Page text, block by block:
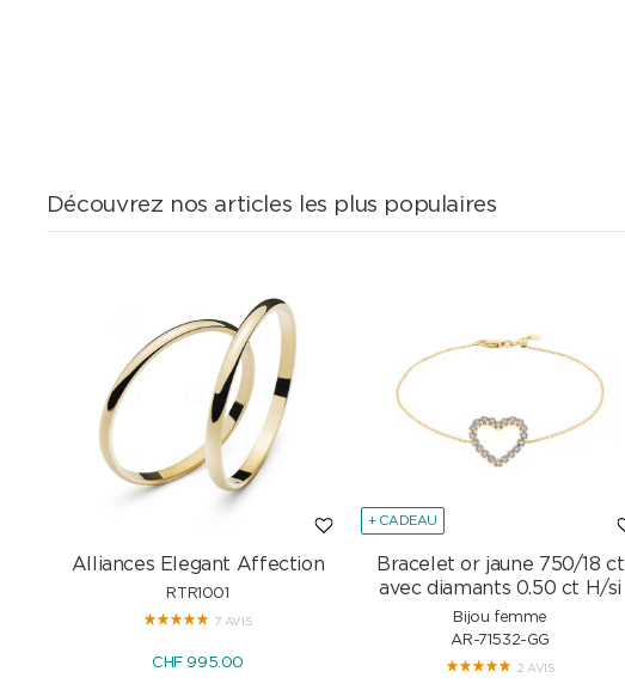
Découvrez nos articles les plus populaires
Alliances Elegant Affection
RTR1001
7 AVIS
CHF 995.00
+ CADEAU
Bracelet or jaune 750/18 ct
avec diamants 0.50 ct H/si
Bijou femme
AR-71532-GG
2 AVIS